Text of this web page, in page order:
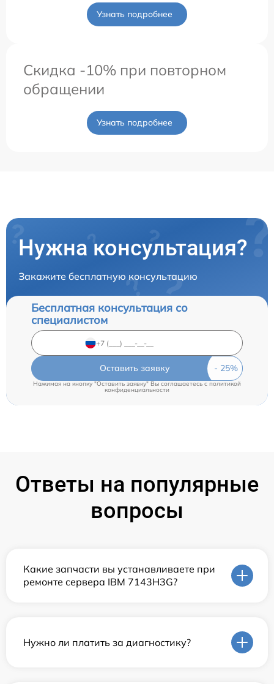
Узнать подробнее
Скидка -10% при повторном
обращении
Узнать подробнее
Нужна консультация?
Закажите бесплатную консультацию
Бесплатная консультация со
специалистом
Оставить заявку
Нажимая на кнопку "Оставить заявку" Вы соглашаетесь c политикой
конфиденциальности
Ответы на популярные
вопросы
Какие запчасти вы устанавливаете при
ремонте сервера IBM 7143H3G?
Нужно ли платить за диагностику?